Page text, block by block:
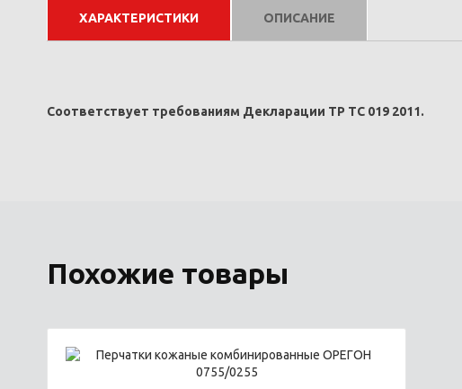
ХАРАКТЕРИСТИКИ ОПИСАНИЕ
Соответствует требованиям Декларации ТР ТС 019 2011.
Похожие товары